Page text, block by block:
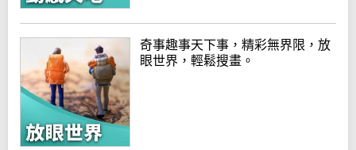
奇事趣事天下事，精彩無界限，放
眼世界，輕鬆搜畫。